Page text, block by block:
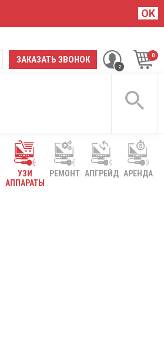
OK
ЗАКАЗАТЬ ЗВОНОК
УЗИ
АППАРАТЫ
РЕМОНТ АПГРЕЙД АРЕНДА